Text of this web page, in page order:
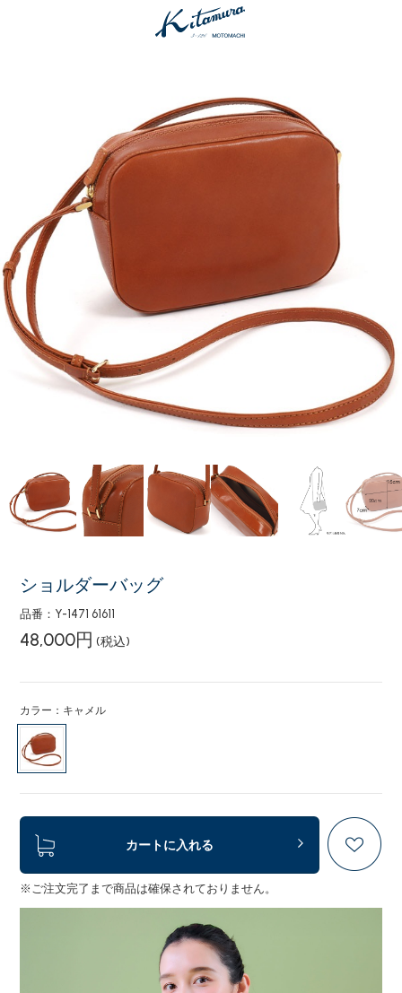
ショルダーバッグ
品番：Y-1471 61611
48,000円 (税込)
カラー：キャメル
カートに入れる
※ご注文完了まで商品は確保されておりません。